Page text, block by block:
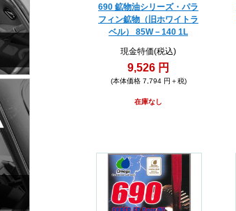
690 鉱物油シリーズ・パラ
フィン鉱物（旧ホワイトラ
ベル） 85W－140 1L
現金特価(税込)
9,526 円
(本体価格 7,794 円＋税)
在庫なし